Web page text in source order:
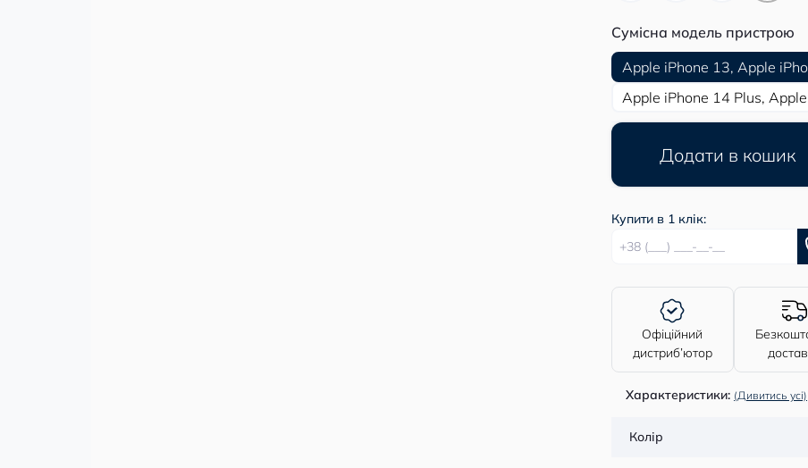
Сумісна модель пристрою
Apple iPhone 13, Apple
Apple iPhone 14 Plus,
Додати в кошик
Купити в 1 клік:
Офіційний
дистриб’ютор
Характеристики: (Дивитись усі)
Колір